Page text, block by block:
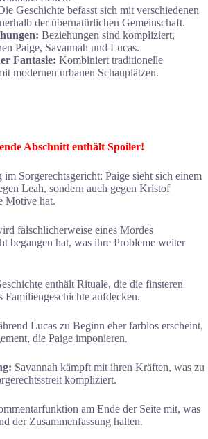
Geschichte befasst sich mit verschiedenen
der übernatürlichen Gemeinschaft.
Beziehungen sind kompliziert,
Paige, Savannah und Lucas.
Fantasie: Kombiniert traditionelle
modernen urbanen Schauplätzen.
Abschnitt enthält Spoiler!
Sorgerechtsgericht: Paige sieht sich einem
Leah, sondern auch gegen Kristof
Motive hat.
fälschlicherweise eines Mordes
begangen hat, was ihre Probleme weiter
enthält Rituale, die die finsteren
Familiengeschichte aufdecken.
Lucas zu Beginn eher farblos erscheint,
die Paige imponieren.
Savannah kämpft mit ihren Kräften, was zu
kompliziert.
am Ende der Seite mit, was
der Zusammenfassung halten.